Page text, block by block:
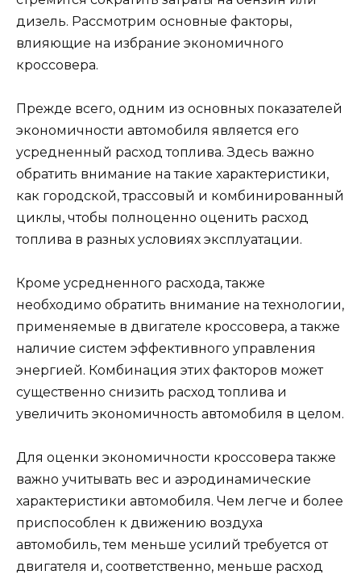
дизель. Рассмотрим основные факторы,
влияющие на избрание экономичного
кроссовера.
Прежде всего, одним из основных показателей
экономичности автомобиля является его
усредненный расход топлива. Здесь важно
обратить внимание на такие характеристики,
как городской, трассовый и комбинированный
циклы, чтобы полноценно оценить расход
топлива в разных условиях эксплуатации.
Кроме усредненного расхода, также
необходимо обратить внимание на технологии,
применяемые в двигателе кроссовера, а также
наличие систем эффективного управления
энергией. Комбинация этих факторов может
существенно снизить расход топлива и
увеличить экономичность автомобиля в целом.
Для оценки экономичности кроссовера также
важно учитывать вес и аэродинамические
характеристики автомобиля. Чем легче и более
приспособлен к движению воздуха
автомобиль, тем меньше усилий требуется от
двигателя и, соответственно, меньше расход